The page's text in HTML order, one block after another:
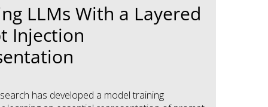
LLMs With a Layered
Injection
has developed a model training